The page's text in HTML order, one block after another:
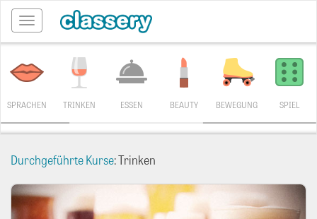
Toggle
navigation
SPRACHEN TRINKEN ESSEN BEAUTY BEWEGUNG SPIEL
Durchgeführte Kurse: Trinken